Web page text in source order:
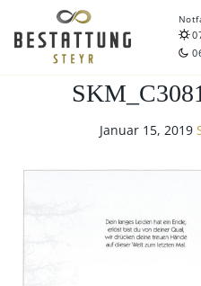
Januar 15, 2019